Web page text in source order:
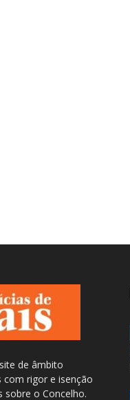
de âmbito
com rigor e isenção
sobre o Concelho.